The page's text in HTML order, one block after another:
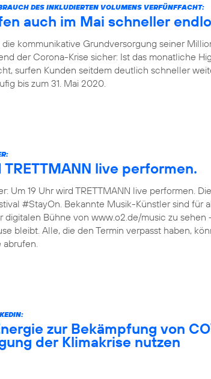
DES INKLUDIERTEN VOLUMENS VERFÜNFFACHT:
auch im Mai schneller
die kommunikative Grundversorgung seiner
der Corona-Krise sicher: Ist das monatliche
surfen Kunden seitdem deutlich schneller
bis zum 31. Mai 2020.
TRETTMANN live performen.
Um 19 Uhr wird TRETTMANN live performen.
#StayOn. Bekannte Musik-Künstler sind für
digitalen Bühne von www.o2.de/music zu sehen
bleibt. Alle, die den Termin verpasst haben,
abrufen.
zur Bekämpfung von
der Klimakrise nutzen